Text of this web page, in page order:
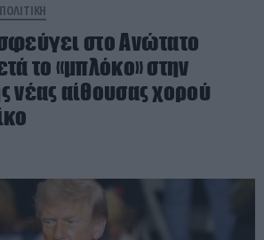
στο Ανώτατο
το «μπλόκο» στην
νέας αίθουσας χορού